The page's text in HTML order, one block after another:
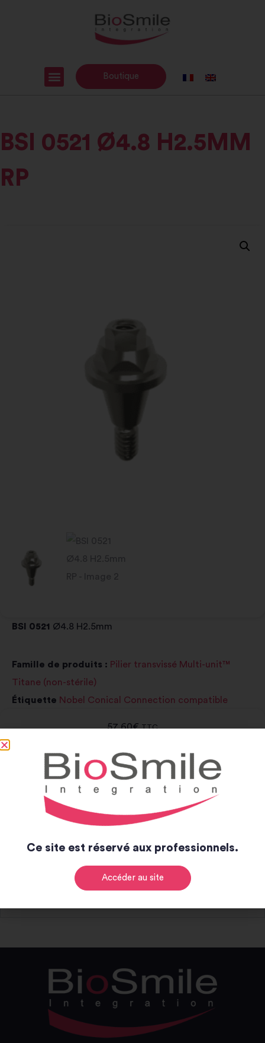
Boutique
BSI 0521 Ø4.8 H2.5MM
RP
BSI 0521 Ø4.8 H2.5mm
Famille de produits : Pilier transvissé Multi-unit™
Titane (non-stérile)
Étiquette Nobel Conical Connection compatible
57,60€ TTC
Add to cart
Alternative:
Notice et catalogue
Ce site est réservé aux professionnels.
Accéder au site